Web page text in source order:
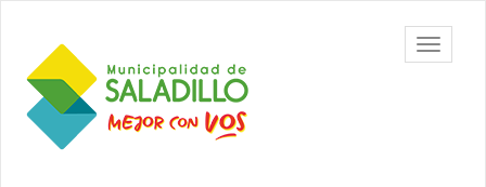
contenido
principal
Municipalidad
de Saladillo
barra